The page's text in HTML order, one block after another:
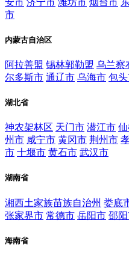
市
内蒙古自治区
阿拉善盟 锡林郭勒盟 乌兰察
尔多斯市 通辽市 乌海市 包
湖北省
神农架林区 天门市 潜江市
州市 咸宁市 黄冈市 荆州市
市 十堰市 黄石市 武汉市
湖南省
湘西土家族苗族自治州 娄底
张家界市 常德市 岳阳市 邵
海南省